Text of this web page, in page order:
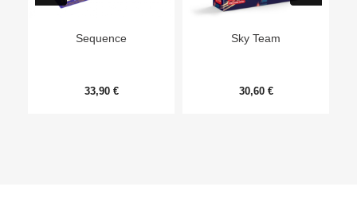
Sequence
33,90 €
Sky Team
30,60 €